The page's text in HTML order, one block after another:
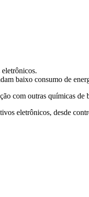
baixo consumo de
com outras químicas de
eletrônicos, desde